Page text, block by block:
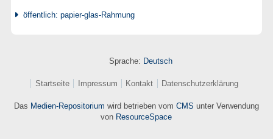
öffentlich: papier-glas-Rahmung
Sprache: Deutsch
Startseite Impressum Kontakt Datenschutzerklärung
Das Medien-Repositorium wird betrieben vom CMS unter Verwendung
von ResourceSpace